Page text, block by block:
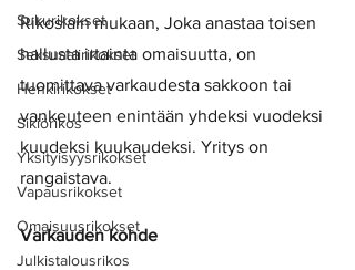
Sukurikokset
Seksuaalirikokset
Henkirikokset
Sikiörikos
Yksityisyysrikokset
Vapausrikokset
Omaisuusrikokset
Julkistalousrikos
Rikoslain mukaan, Joka anastaa toisen
hallusta irtainta omaisuutta, on
tuomittava varkaudesta sakkoon tai
vankeuteen enintään yhdeksi vuodeksi
kuudeksi kuukaudeksi. Yritys on
rangaistava.
Varkauden kohde